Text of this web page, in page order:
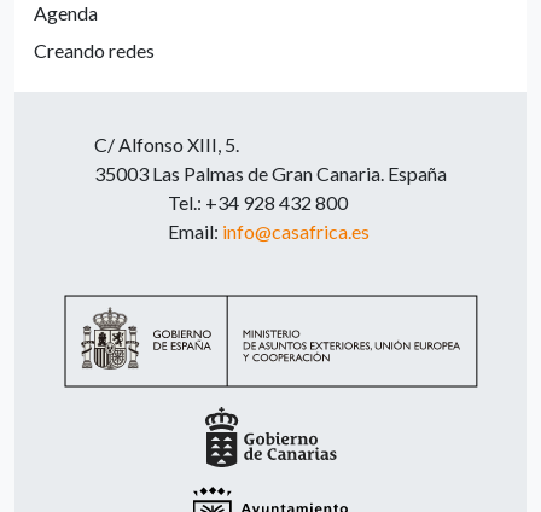
Agenda
Creando redes
C/ Alfonso XIII, 5.
35003 Las Palmas de Gran Canaria. España
Tel.: +34 928 432 800
Email: info@casafrica.es